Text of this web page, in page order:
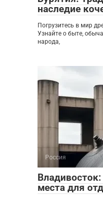
наследие
Погрузитесь в мир
Узнайте о быте,
народа,
Россия
места для